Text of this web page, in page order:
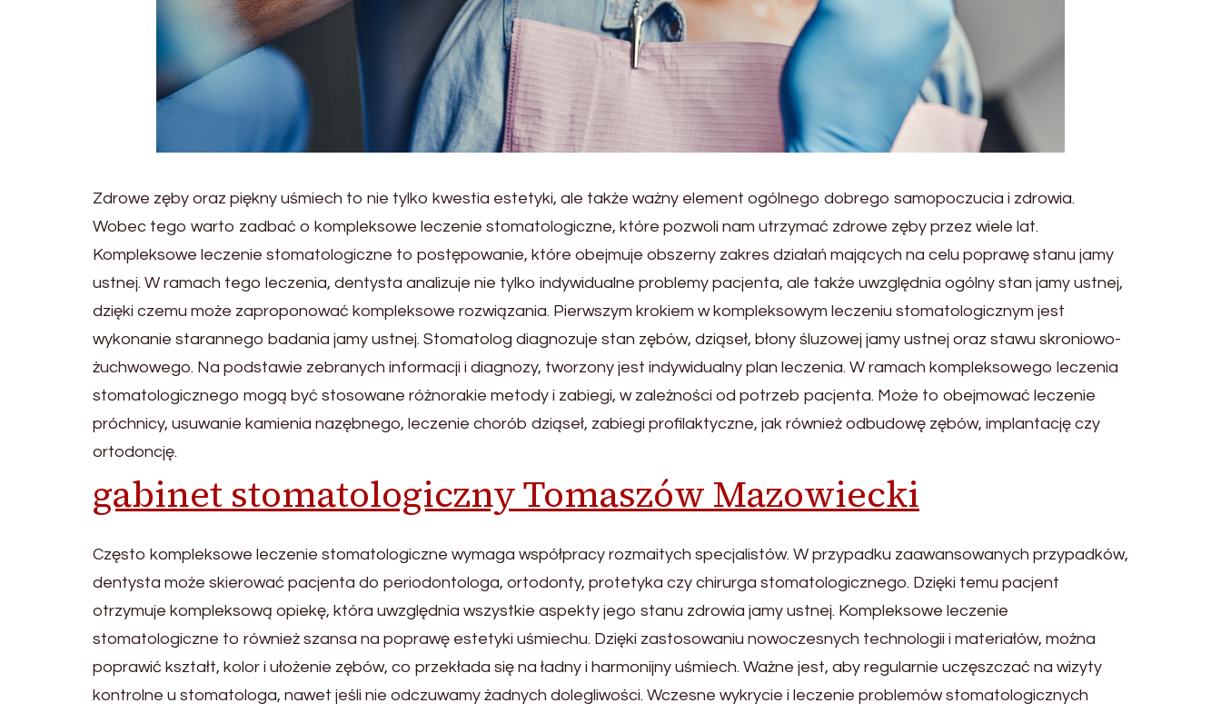
Zdrowe zęby oraz piękny uśmiech to nie tylko kwestia estetyki, ale także ważny element ogólnego dobrego samopoczucia i zdrowia.
Wobec tego warto zadbać o kompleksowe leczenie stomatologiczne, które pozwoli nam utrzymać zdrowe zęby przez wiele lat.
Kompleksowe leczenie stomatologiczne to postępowanie, które obejmuje obszerny zakres działań mających na celu poprawę stanu jamy
ustnej. W ramach tego leczenia, dentysta analizuje nie tylko indywidualne problemy pacjenta, ale także uwzględnia ogólny stan jamy ustnej,
dzięki czemu może zaproponować kompleksowe rozwiązania. Pierwszym krokiem w kompleksowym leczeniu stomatologicznym jest
wykonanie starannego badania jamy ustnej. Stomatolog diagnozuje stan zębów, dziąseł, błony śluzowej jamy ustnej oraz stawu skroniowo-
żuchwowego. Na podstawie zebranych informacji i diagnozy, tworzony jest indywidualny plan leczenia. W ramach kompleksowego leczenia
stomatologicznego mogą być stosowane różnorakie metody i zabiegi, w zależności od potrzeb pacjenta. Może to obejmować leczenie
próchnicy, usuwanie kamienia nazębnego, leczenie chorób dziąseł, zabiegi profilaktyczne, jak również odbudowę zębów, implantację czy
ortodoncję.
gabinet stomatologiczny Tomaszów Mazowiecki
Często kompleksowe leczenie stomatologiczne wymaga współpracy rozmaitych specjalistów. W przypadku zaawansowanych przypadków,
dentysta może skierować pacjenta do periodontologa, ortodonty, protetyka czy chirurga stomatologicznego. Dzięki temu pacjent
otrzymuje kompleksową opiekę, która uwzględnia wszystkie aspekty jego stanu zdrowia jamy ustnej. Kompleksowe leczenie
stomatologiczne to również szansa na poprawę estetyki uśmiechu. Dzięki zastosowaniu nowoczesnych technologii i materiałów, można
poprawić kształt, kolor i ułożenie zębów, co przekłada się na ładny i harmonijny uśmiech. Ważne jest, aby regularnie uczęszczać na wizyty
kontrolne u stomatologa, nawet jeśli nie odczuwamy żadnych dolegliwości. Wczesne wykrycie i leczenie problemów stomatologicznych